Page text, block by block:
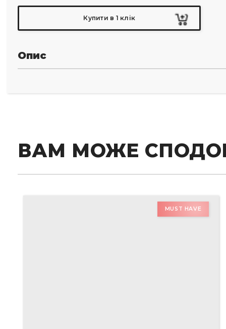
Купити в 1 клік
Опис
ВАМ МОЖЕ